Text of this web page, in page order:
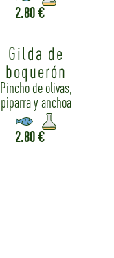
2.80 €
Gilda de
boquerón
Pincho de olivas,
piparra y anchoa
2.80 €